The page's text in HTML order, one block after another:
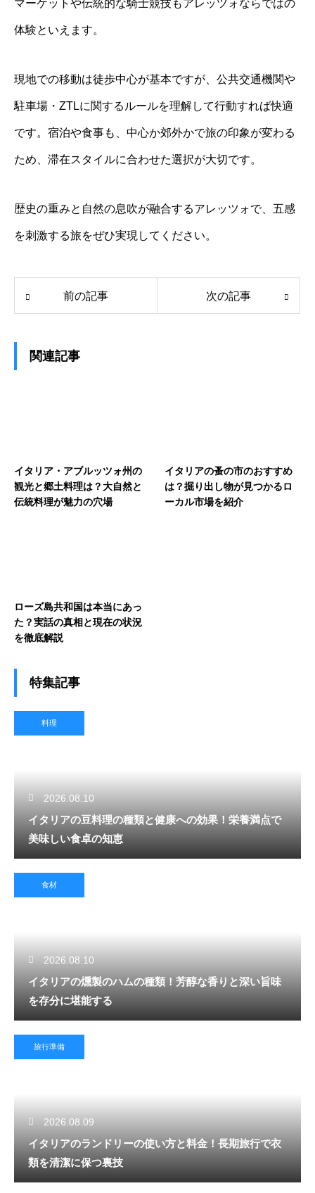
マーケットや伝統的な騎士競技もアレッツォならではの
体験といえます。
現地での移動は徒歩中心が基本ですが、公共交通機関や
駐車場・ZTLに関するルールを理解して行動すれば快適
です。宿泊や食事も、中心か郊外かで旅の印象が変わる
ため、滞在スタイルに合わせた選択が大切です。
歴史の重みと自然の息吹が融合するアレッツォで、五感
を刺激する旅をぜひ実現してください。
前の記事 次の記事
関連記事
イタリア・アブルッツォ州の
観光と郷土料理は？大自然と
伝統料理が魅力の穴場
イタリアの蚤の市のおすすめ
は？掘り出し物が見つかるロ
ーカル市場を紹介
ローズ島共和国は本当にあっ
た？実話の真相と現在の状況
を徹底解説
特集記事
料理
2026.08.10
イタリアの豆料理の種類と健康への効果！栄養満点で
美味しい食卓の知恵
食材
2026.08.10
イタリアの燻製のハムの種類！芳醇な香りと深い旨味
を存分に堪能する
旅行準備
2026.08.09
イタリアのランドリーの使い方と料金！長期旅行で衣
類を清潔に保つ裏技